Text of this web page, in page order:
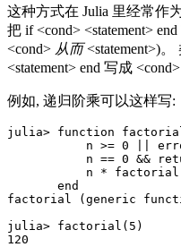
这种方式在 Julia 里经常作
把 if <cond> <statement>
<cond> 从而<statement>)
<statement> end 写成 <cond>
例如, 递归阶乘可以这样写:
julia> function
n >= 0 ||
n == 0 &&
n *
       end
factorial (generic
julia> factorial(5)
120